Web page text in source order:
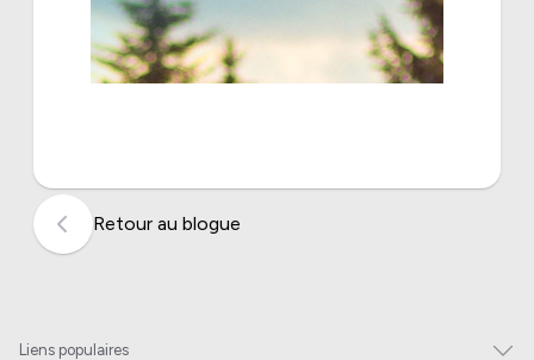
Retour au blogue
Liens populaires